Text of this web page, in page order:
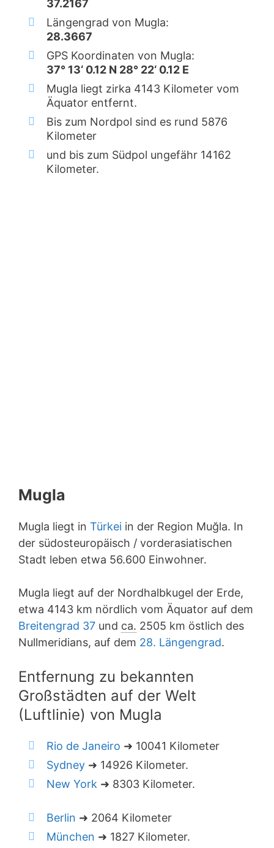
37.2167
Längengrad von Mugla:
28.3667
GPS Koordinaten von Mugla:
37° 13‘ 0.12 N 28° 22‘ 0.12 E
Mugla liegt zirka 4143 Kilometer vom
Äquator entfernt.
Bis zum Nordpol sind es rund 5876
Kilometer
und bis zum Südpol ungefähr 14162
Kilometer.
Mugla
Mugla liegt in Türkei in der Region Muğla. In
der südosteuropäisch / vorderasiatischen
Stadt leben etwa 56.600 Einwohner.
Mugla liegt auf der Nordhalbkugel der Erde,
etwa 4143 km nördlich vom Äquator auf dem
Breitengrad 37 und ca. 2505 km östlich des
Nullmeridians, auf dem 28. Längengrad.
Entfernung zu bekannten
Großstädten auf der Welt
(Luftlinie) von Mugla
Rio de Janeiro ➜ 10041 Kilometer
Sydney ➜ 14926 Kilometer.
New York ➜ 8303 Kilometer.
Berlin ➜ 2064 Kilometer
München ➜ 1827 Kilometer.